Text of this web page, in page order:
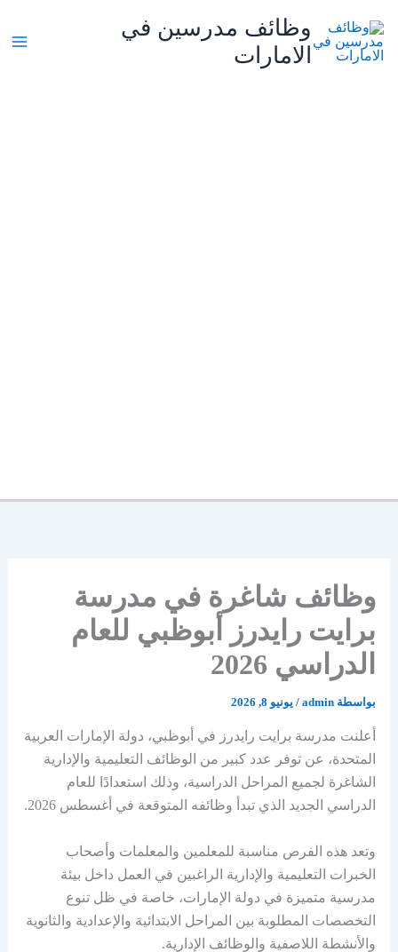
إلى
المحتوى
وظائف مدرسين في
الامارات
وظائف شاغرة في مدرسة
برايت رايدرز أبوظبي للعام
الدراسي 2026
بواسطة admin
/ يونيو 8, 2026
أعلنت مدرسة برايت رايدرز في أبوظبي، دولة الإمارات العربية
المتحدة، عن توفر عدد كبير من الوظائف التعليمية والإدارية
الشاغرة لجميع المراحل الدراسية، وذلك استعدادًا للعام
الدراسي الجديد الذي تبدأ وظائفه المتوقعة في أغسطس 2026.
وتعد هذه الفرص مناسبة للمعلمين والمعلمات وأصحاب
الخبرات التعليمية والإدارية الراغبين في العمل داخل بيئة
مدرسية متميزة في دولة الإمارات، خاصة في ظل تنوع
التخصصات المطلوبة بين المراحل الابتدائية والإعدادية والثانوية
والأنشطة اللاصفية والوظائف الإدارية.